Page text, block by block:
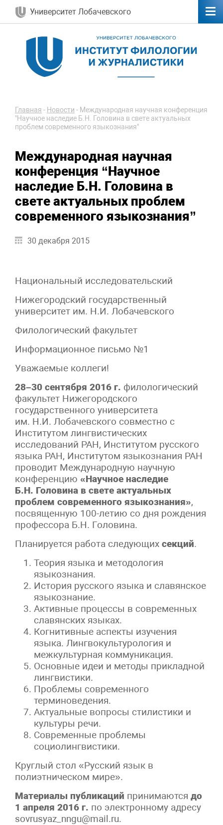
Университет Лобачевского
Главная - Новости - Международная научная конференция
"Научное наследие Б.Н. Головина в свете актуальных
проблем современного языкознания"
Международная научная
конференция “Научное
наследие Б.Н. Головина в
свете актуальных проблем
современного языкознания”
30 декабря 2015
Национальный исследовательский
Нижегородский государственный
университет им. Н.И. Лобачевского
Филологический факультет
Информационное письмо №1
Уважаемые коллеги!
28–30 сентября 2016 г. филологический
факультет Нижегородского
государственного университета
им. Н.И. Лобачевского совместно с
Институтом лингвистических
исследований РАН, Институтом русского
языка РАН, Институтом языкознания РАН
проводит Международную научную
конференцию «Научное наследие
Б.Н. Головина в свете актуальных
проблем современного языкознания»,
посвященную 100-летию со дня рождения
профессора Б.Н. Головина.
Планируется работа следующих секций.
Теория языка и методология
языкознания.
История русского языка и славянское
языкознание.
Активные процессы в современных
славянских языках.
Когнитивные аспекты изучения
языка. Лингвокультурология и
межкультурная коммуникация.
Основные идеи и методы прикладной
лингвистики.
Проблемы современного
терминоведения.
Актуальные вопросы стилистики и
культуры речи.
Современные проблемы
социолингвистики.
Круглый стол «Русский язык в
полиэтническом мире».
Материалы публикаций принимаются до
1 апреля 2016 г. по электронному адресу
sovrusyaz_nngu@mail.ru.